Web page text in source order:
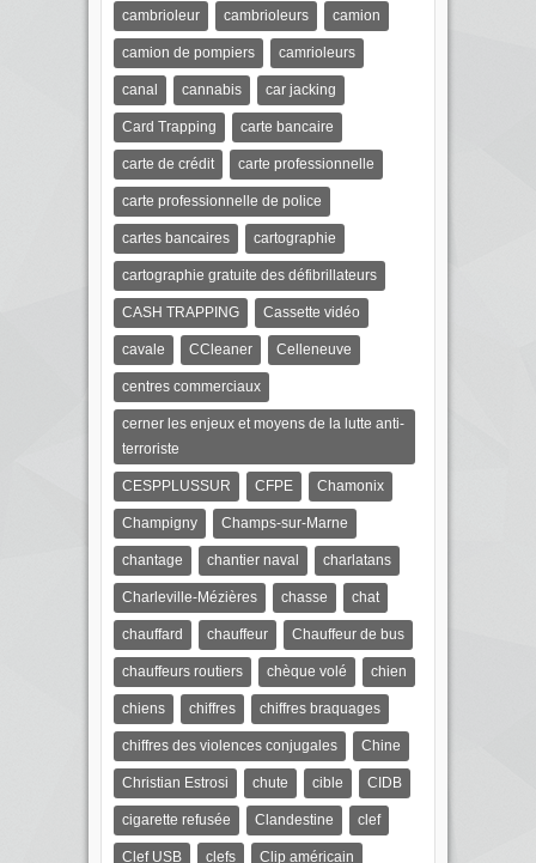
cambrioleur cambrioleurs camion
camion de pompiers camrioleurs
canal cannabis car jacking
Card Trapping carte bancaire
carte de crédit carte professionnelle
carte professionnelle de police
cartes bancaires cartographie
cartographie gratuite des défibrillateurs
CASH TRAPPING Cassette vidéo
cavale CCleaner Celleneuve
centres commerciaux
cerner les enjeux et moyens de la lutte anti-
terroriste
CESPPLUSSUR CFPE Chamonix
Champigny Champs-sur-Marne
chantage chantier naval charlatans
Charleville-Mézières chasse chat
chauffard chauffeur Chauffeur de bus
chauffeurs routiers chèque volé chien
chiens chiffres chiffres braquages
chiffres des violences conjugales Chine
Christian Estrosi chute cible CIDB
cigarette refusée Clandestine clef
Clef USB clefs Clip américain